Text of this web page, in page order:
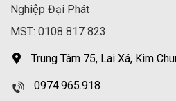
Nghiệp Đại Phát
MST: 0108 817 823
Trung Tâm 75, Lai Xá, Kim
0974.965.918